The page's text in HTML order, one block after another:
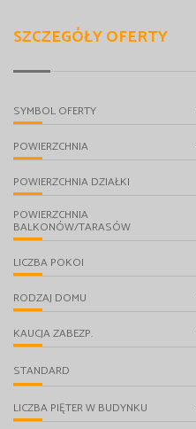
SZCZEGÓŁY OFERTY
SYMBOL OFERTY
POWIERZCHNIA
POWIERZCHNIA DZIAŁKI
POWIERZCHNIA
BALKONÓW/TARASÓW
LICZBA POKOI
RODZAJ DOMU
KAUCJA ZABEZP.
STANDARD
LICZBA PIĘTER W BUDYNKU